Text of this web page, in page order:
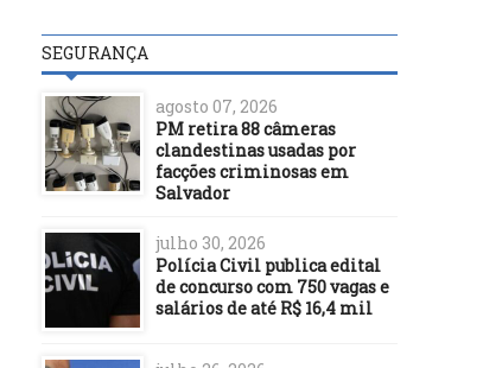
SEGURANÇA
agosto 07, 2026
PM retira 88 câmeras
clandestinas usadas por
facções criminosas em
Salvador
julho 30, 2026
Polícia Civil publica edital
de concurso com 750 vagas e
salários de até R$ 16,4 mil